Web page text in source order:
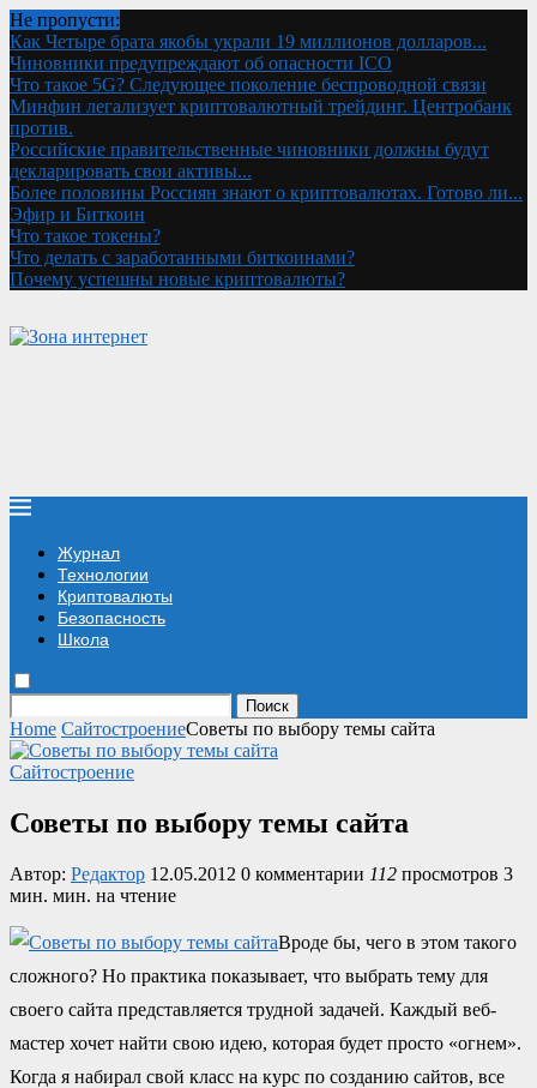
Не пропусти:
Как Четыре брата якобы украли 19 миллионов долларов...
Чиновники предупреждают об опасности ICO
Что такое 5G? Следующее поколение беспроводной связи
Минфин легализует криптовалютный трейдинг. Центробанк
против.
Российские правительственные чиновники должны будут
декларировать свои активы...
Более половины Россиян знают о криптовалютах. Готово ли...
Эфир и Биткоин
Что такое токены?
Что делать с заработанными биткоинами?
Почему успешны новые криптовалюты?
Журнал
Технологии
Криптовалюты
Безопасность
Школа
Поиск
Home СайтостроениеСоветы по выбору темы сайта
Сайтостроение
Советы по выбору темы сайта
Автор: Редактор 12.05.2012 0 комментарии 112 просмотров 3
мин. мин. на чтение
Вроде бы, чего в этом такого
сложного? Но практика показывает, что выбрать тему для
своего сайта представляется трудной задачей. Каждый веб-
мастер хочет найти свою идею, которая будет просто «огнем».
Когда я набирал свой класс на курс по созданию сайтов, все